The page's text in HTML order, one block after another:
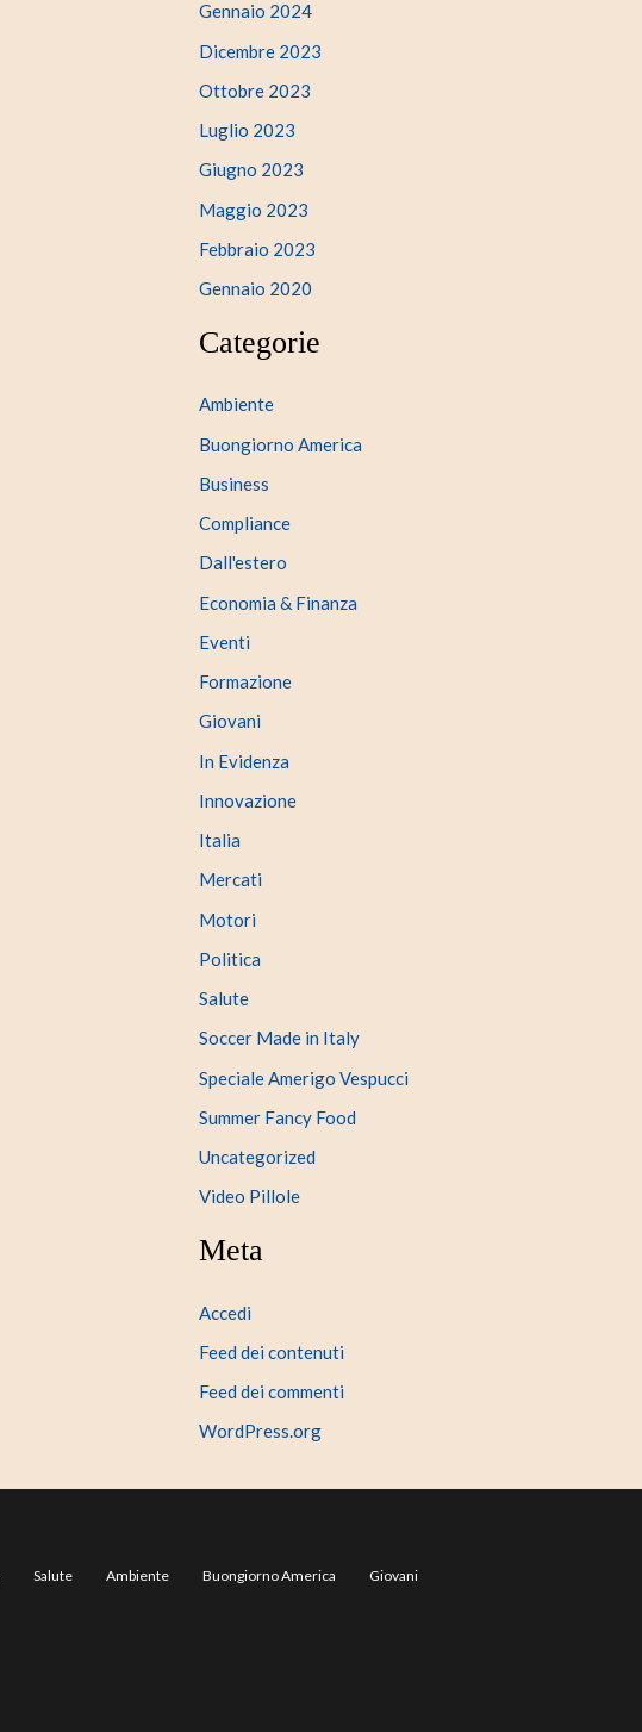
Gennaio 2024
Dicembre 2023
Ottobre 2023
Luglio 2023
Giugno 2023
Maggio 2023
Febbraio 2023
Gennaio 2020
Categorie
Ambiente
Buongiorno America
Business
Compliance
Dall'estero
Economia & Finanza
Eventi
Formazione
Giovani
In Evidenza
Innovazione
Italia
Mercati
Motori
Politica
Salute
Soccer Made in Italy
Speciale Amerigo Vespucci
Summer Fancy Food
Uncategorized
Video Pillole
Meta
Accedi
Feed dei contenuti
Feed dei commenti
WordPress.org
Salute Ambiente Buongiorno America Giovani